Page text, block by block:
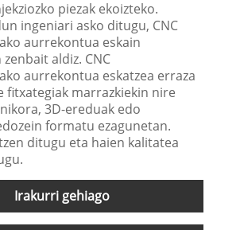
piezak ekoizteko.
ingeniari asko ditugu, CNC
aurrekontua eskain
aldiz. CNC
aurrekontua eskatzea erraza
fitxategiak marrazkiekin nire
3D-ereduak edo
formatu ezagunetan.
ditugu eta haien kalitatea
Irakurri gehiago